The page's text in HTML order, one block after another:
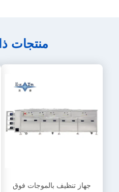
منتجات
جهاز تنظيف بالموجات فوق